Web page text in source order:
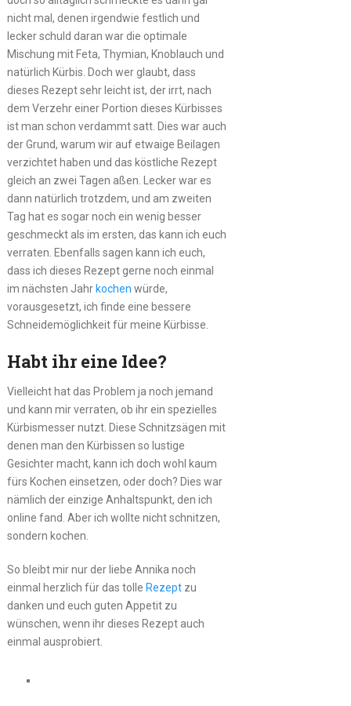
nicht mal, denen irgendwie festlich und
lecker schuld daran war die optimale
Mischung mit Feta, Thymian, Knoblauch und
natürlich Kürbis. Doch wer glaubt, dass
dieses Rezept sehr leicht ist, der irrt, nach
dem Verzehr einer Portion dieses Kürbisses
ist man schon verdammt satt. Dies war auch
der Grund, warum wir auf etwaige Beilagen
verzichtet haben und das köstliche Rezept
gleich an zwei Tagen aßen. Lecker war es
dann natürlich trotzdem, und am zweiten
Tag hat es sogar noch ein wenig besser
geschmeckt als im ersten, das kann ich euch
verraten. Ebenfalls sagen kann ich euch,
dass ich dieses Rezept gerne noch einmal
im nächsten Jahr kochen würde,
vorausgesetzt, ich finde eine bessere
Schneidemöglichkeit für meine Kürbisse.
Habt ihr eine Idee?
Vielleicht hat das Problem ja noch jemand
und kann mir verraten, ob ihr ein spezielles
Kürbismesser nutzt. Diese Schnitzsägen mit
denen man den Kürbissen so lustige
Gesichter macht, kann ich doch wohl kaum
fürs Kochen einsetzen, oder doch? Dies war
nämlich der einzige Anhaltspunkt, den ich
online fand. Aber ich wollte nicht schnitzen,
sondern kochen.
So bleibt mir nur der liebe Annika noch
einmal herzlich für das tolle Rezept zu
danken und euch guten Appetit zu
wünschen, wenn ihr dieses Rezept auch
einmal ausprobiert.